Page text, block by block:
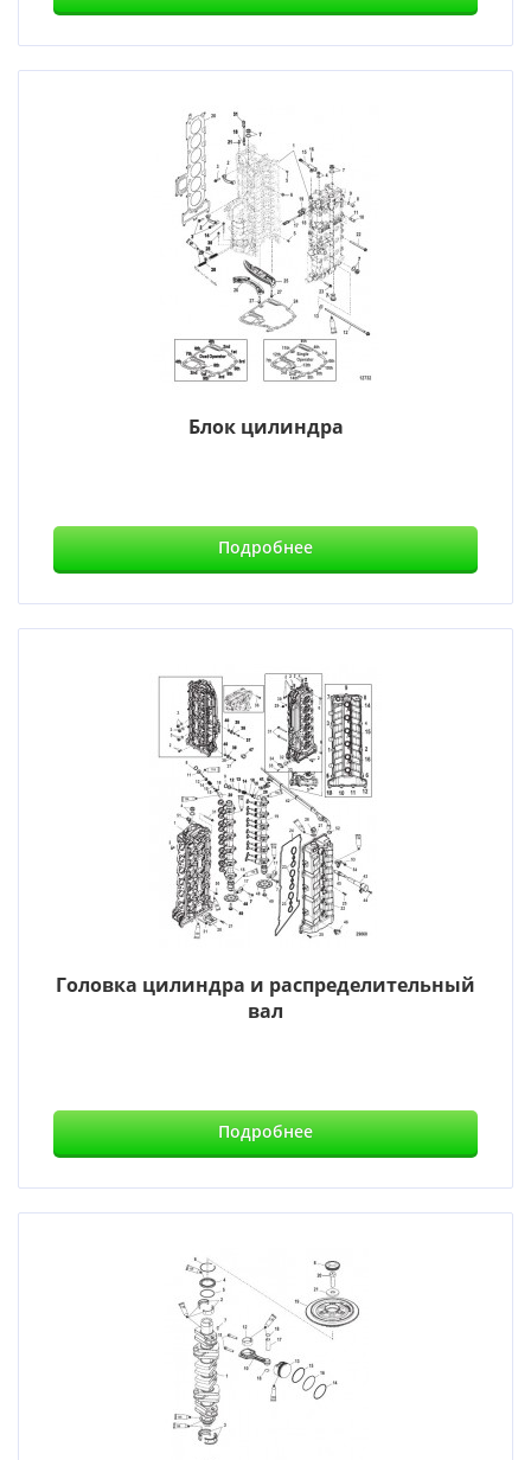
Блок цилиндра
Подробнее
Головка цилиндра и распределительный
вал
Подробнее